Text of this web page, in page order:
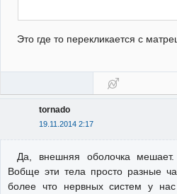
Это где то перекликается с
tornado
19.11.2014 2:17
Да, внешняя оболочка мешает.
Вобще эти тела просто разные
более что нервных систем у